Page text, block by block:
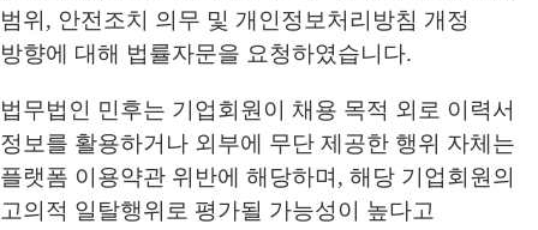
범위, 안전조치 의무 및 개인정보처리방침 개정
방향에 대해 법률자문을 요청하였습니다.
법무법인 민후는 기업회원이 채용 목적 외로 이력서
정보를 활용하거나 외부에 무단 제공한 행위 자체는
플랫폼 이용약관 위반에 해당하며, 해당 기업회원의
고의적 일탈행위로 평가될 가능성이 높다고